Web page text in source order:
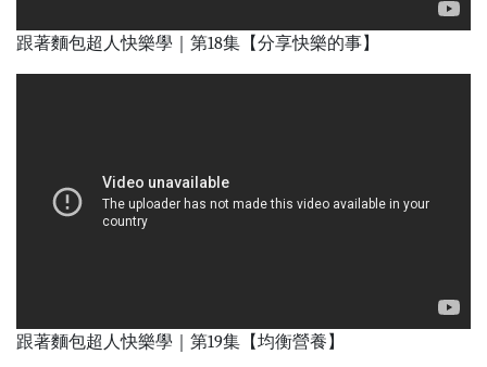
跟著麵包超人快樂學｜第18集【分享快樂的事】
跟著麵包超人快樂學｜第19集【均衡營養】